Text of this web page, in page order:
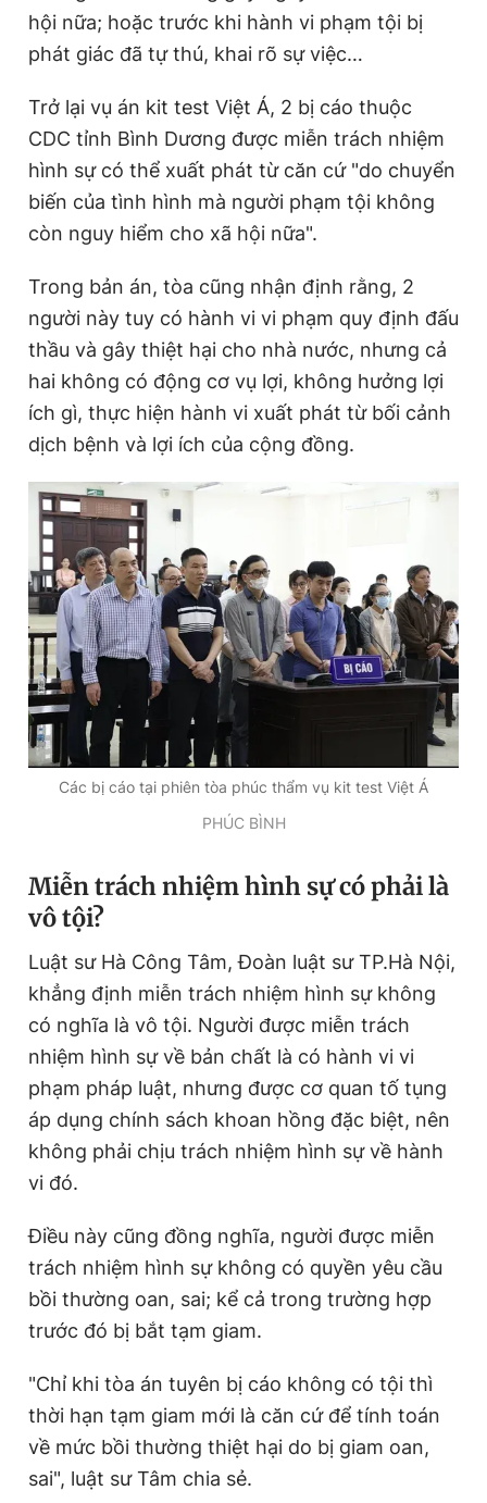
hội nữa; hoặc trước khi hành vi phạm tội bị
phát giác đã tự thú, khai rõ sự việc…
Trở lại vụ án kit test Việt Á, 2 bị cáo thuộc
CDC tỉnh Bình Dương được miễn trách nhiệm
hình sự có thể xuất phát từ căn cứ "do chuyển
biến của tình hình mà người phạm tội không
còn nguy hiểm cho xã hội nữa".
Trong bản án, tòa cũng nhận định rằng, 2
người này tuy có hành vi vi phạm quy định đấu
thầu và gây thiệt hại cho nhà nước, nhưng cả
hai không có động cơ vụ lợi, không hưởng lợi
ích gì, thực hiện hành vi xuất phát từ bối cảnh
dịch bệnh và lợi ích của cộng đồng.
Các bị cáo tại phiên tòa phúc thẩm vụ kit test Việt Á
PHÚC BÌNH
Miễn trách nhiệm hình sự có phải là
vô tội?
Luật sư Hà Công Tâm, Đoàn luật sư TP.Hà Nội,
khẳng định miễn trách nhiệm hình sự không
có nghĩa là vô tội. Người được miễn trách
nhiệm hình sự về bản chất là có hành vi vi
phạm pháp luật, nhưng được cơ quan tố tụng
áp dụng chính sách khoan hồng đặc biệt, nên
không phải chịu trách nhiệm hình sự về hành
vi đó.
Điều này cũng đồng nghĩa, người được miễn
trách nhiệm hình sự không có quyền yêu cầu
bồi thường oan, sai; kể cả trong trường hợp
trước đó bị bắt tạm giam.
"Chỉ khi tòa án tuyên bị cáo không có tội thì
thời hạn tạm giam mới là căn cứ để tính toán
về mức bồi thường thiệt hại do bị giam oan,
sai", luật sư Tâm chia sẻ.